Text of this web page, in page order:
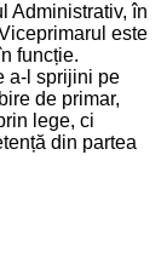
Administrativ, în
este
funcție.
a-l sprijini pe
de primar,
lege, ci
din partea